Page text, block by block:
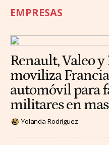
EMPRESAS
Renault, Valeo y
moviliza
automóvil para
militares en
Yolanda Rodríguez